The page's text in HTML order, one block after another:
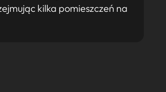
kilka pomieszczeń na